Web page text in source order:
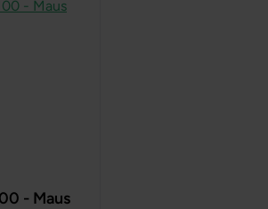
- Maus